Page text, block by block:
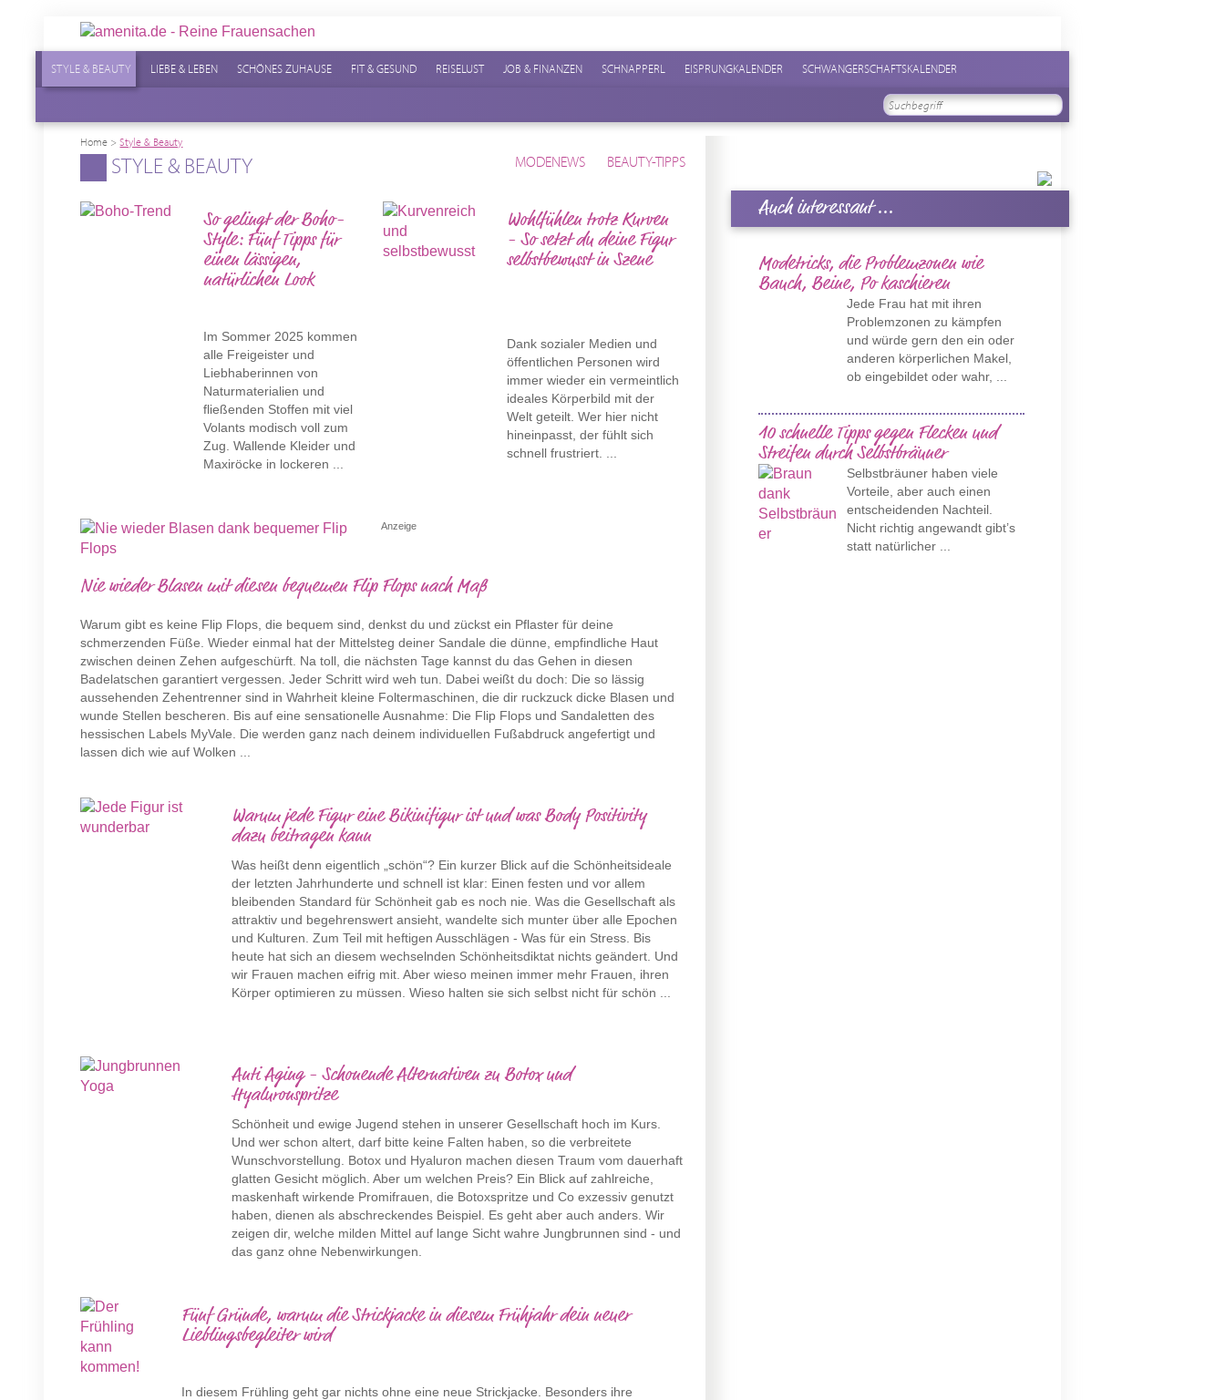
STYLE & BEAUTY LIEBE & LEBEN SCHÖNES ZUHAUSE FIT & GESUND REISELUST JOB & FINANZEN SCHNAPPERL EISPRUNGKALENDER SCHWANGERSCHAFTSKALENDER
Home >Style & Beauty
STYLE & BEAUTY MODENEWS BEAUTY-TIPPS
So gelingt der Boho-
Style: Fünf Tipps für
einen lässigen,
natürlichen Look
Im Sommer 2025 kommen
alle Freigeister und
Liebhaberinnen von
Naturmaterialien und
fließenden Stoffen mit viel
Volants modisch voll zum
Zug. Wallende Kleider und
Maxiröcke in lockeren ...
Wohlfühlen trotz Kurven
- So setzt du deine Figur
selbstbewusst in Szene
Dank sozialer Medien und
öffentlichen Personen wird
immer wieder ein vermeintlich
ideales Körperbild mit der
Welt geteilt. Wer hier nicht
hineinpasst, der fühlt sich
schnell frustriert. ...
Anzeige
Nie wieder Blasen mit diesen bequemen Flip Flops nach Maß
Warum gibt es keine Flip Flops, die bequem sind, denkst du und zückst ein Pflaster für deine
schmerzenden Füße. Wieder einmal hat der Mittelsteg deiner Sandale die dünne, empfindliche Haut
zwischen deinen Zehen aufgeschürft. Na toll, die nächsten Tage kannst du das Gehen in diesen
Badelatschen garantiert vergessen. Jeder Schritt wird weh tun. Dabei weißt du doch: Die so lässig
aussehenden Zehentrenner sind in Wahrheit kleine Foltermaschinen, die dir ruckzuck dicke Blasen und
wunde Stellen bescheren. Bis auf eine sensationelle Ausnahme: Die Flip Flops und Sandaletten des
hessischen Labels MyVale. Die werden ganz nach deinem individuellen Fußabdruck angefertigt und
lassen dich wie auf Wolken ...
Warum jede Figur eine Bikinifigur ist und was Body Positivity
dazu beitragen kann
Was heißt denn eigentlich „schön“? Ein kurzer Blick auf die Schönheitsideale
der letzten Jahrhunderte und schnell ist klar: Einen festen und vor allem
bleibenden Standard für Schönheit gab es noch nie. Was die Gesellschaft als
attraktiv und begehrenswert ansieht, wandelte sich munter über alle Epochen
und Kulturen. Zum Teil mit heftigen Ausschlägen - Was für ein Stress. Bis
heute hat sich an diesem wechselnden Schönheitsdiktat nichts geändert. Und
wir Frauen machen eifrig mit. Aber wieso meinen immer mehr Frauen, ihren
Körper optimieren zu müssen. Wieso halten sie sich selbst nicht für schön ...
Anti Aging - Schonende Alternativen zu Botox und
Hyaluronspritze
Schönheit und ewige Jugend stehen in unserer Gesellschaft hoch im Kurs.
Und wer schon altert, darf bitte keine Falten haben, so die verbreitete
Wunschvorstellung. Botox und Hyaluron machen diesen Traum vom dauerhaft
glatten Gesicht möglich. Aber um welchen Preis? Ein Blick auf zahlreiche,
maskenhaft wirkende Promifrauen, die Botoxspritze und Co exzessiv genutzt
haben, dienen als abschreckendes Beispiel. Es geht aber auch anders. Wir
zeigen dir, welche milden Mittel auf lange Sicht wahre Jungbrunnen sind - und
das ganz ohne Nebenwirkungen.
Fünf Gründe, warum die Strickjacke in diesem Frühjahr dein neuer
Lieblingsbegleiter wird
In diesem Frühling geht gar nichts ohne eine neue Strickjacke. Besonders ihre
Auch interessant ...
Modetricks, die Problemzonen wie
Bauch, Beine, Po kaschieren
Jede Frau hat mit ihren
Problemzonen zu kämpfen
und würde gern den ein oder
anderen körperlichen Makel,
ob eingebildet oder wahr, ...
10 schnelle Tipps gegen Flecken und
Streifen durch Selbstbräuner
Selbstbräuner haben viele
Vorteile, aber auch einen
entscheidenden Nachteil.
Nicht richtig angewandt gibt’s
statt natürlicher ...